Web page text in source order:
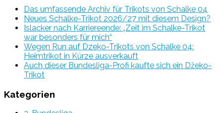
Das umfassende Archiv für Trikots von Schalke 04
Neues Schalke-Trikot 2026/27 mit diesem Design?
Islacker nach Karriereende: „Zeit im Schalke-Trikot
war besonders für mich“
Wegen Run auf Dzeko-Trikots von Schalke 04:
Heimtrikot in Kürze ausverkauft
Auch dieser Bundesliga-Profi kaufte sich ein Džeko-
Trikot
Kategorien